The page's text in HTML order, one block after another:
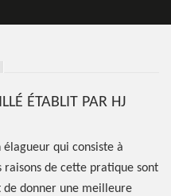
ÉTABLIT PAR HJ
élagueur qui consiste à
raisons de cette pratique sont
de donner une meilleure